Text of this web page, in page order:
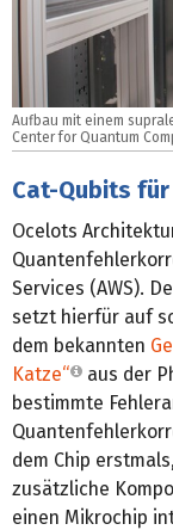
Aufbau mit einem
Center for Quantum
entwickelt und
Cat-Qubits
Ocelots
Services (AWS).
setzt hierfür auf
dem bekannten
Katze“
aus der
bestimmte
dem Chip
zusätzliche
einen Mikrochip